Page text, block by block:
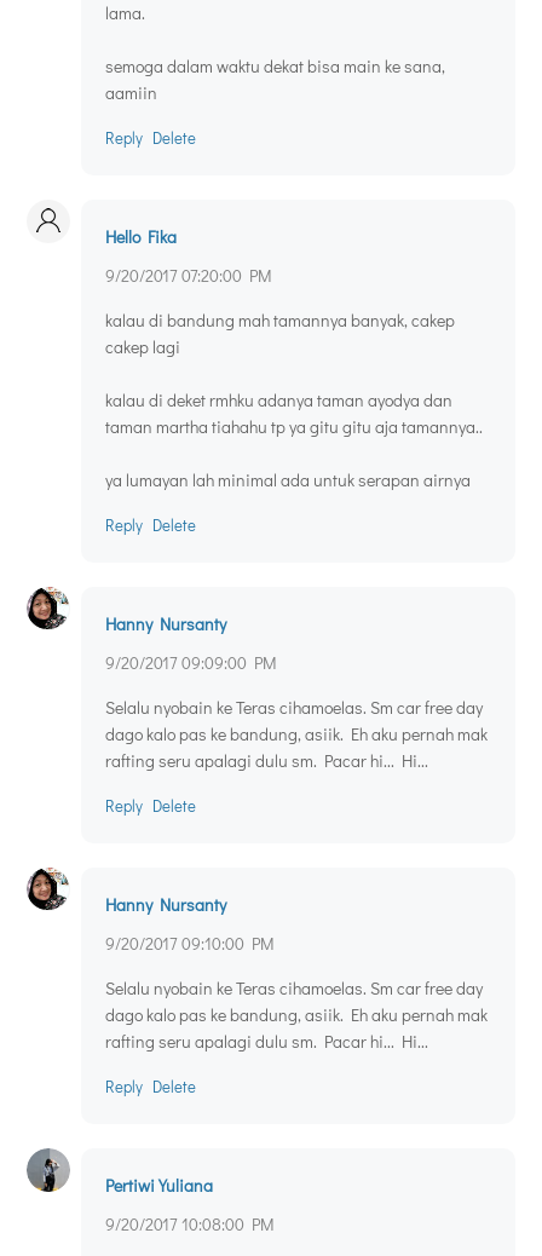
lama.
semoga dalam waktu dekat bisa main ke sana,
aamiin
Reply Delete
Hello Fika
9/20/2017 07:20:00 PM
kalau di bandung mah tamannya banyak, cakep
cakep lagi
kalau di deket rmhku adanya taman ayodya dan
taman martha tiahahu tp ya gitu gitu aja tamannya..
ya lumayan lah minimal ada untuk serapan airnya
Reply Delete
Hanny Nursanty
9/20/2017 09:09:00 PM
Selalu nyobain ke Teras cihamoelas. Sm car free day
dago kalo pas ke bandung, asiik. Eh aku pernah mak
rafting seru apalagi dulu sm. Pacar hi... Hi...
Reply Delete
Hanny Nursanty
9/20/2017 09:10:00 PM
Selalu nyobain ke Teras cihamoelas. Sm car free day
dago kalo pas ke bandung, asiik. Eh aku pernah mak
rafting seru apalagi dulu sm. Pacar hi... Hi...
Reply Delete
Pertiwi Yuliana
9/20/2017 10:08:00 PM